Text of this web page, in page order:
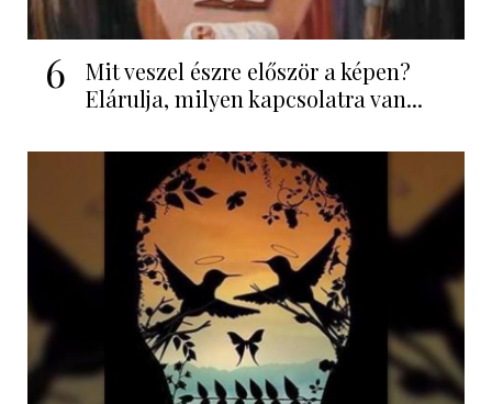
6
Mit veszel észre először a képen?
Elárulja, milyen kapcsolatra van...